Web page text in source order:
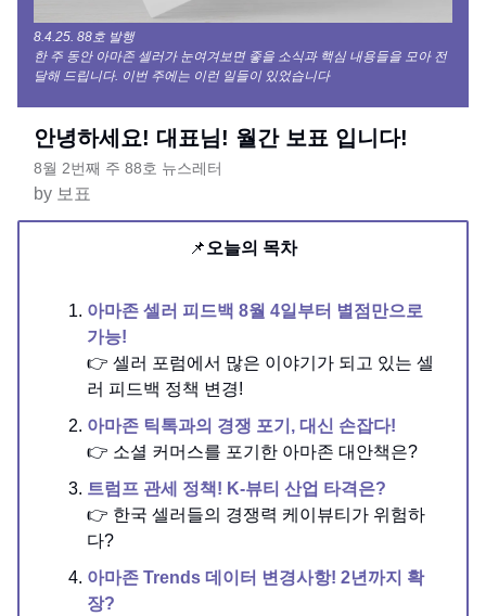
8.4.25. 88호 발행
한 주 동안 아마존 셀러가 눈여겨보면 좋을 소식과 핵심 내용들을 모아 전
달해 드립니다. 이번 주에는 이런 일들이 있었습니다
안녕하세요! 대표님! 월간 보표 입니다!
8월 2번째 주 88호 뉴스레터
by 보표
📌오늘의 목차
아마존 셀러 피드백 8월 4일부터 별점만으로
가능!
👉 셀러 포럼에서 많은 이야기가 되고 있는 셀
러 피드백 정책 변경!
아마존 틱톡과의 경쟁 포기, 대신 손잡다!
👉 소셜 커머스를 포기한 아마존 대안책은?
트럼프 관세 정책! K-뷰티 산업 타격은?
👉 한국 셀러들의 경쟁력 케이뷰티가 위험하
다?
아마존 Trends 데이터 변경사항! 2년까지 확
장?